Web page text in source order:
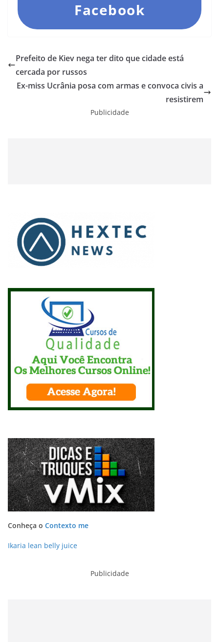
Facebook
Prefeito de Kiev nega ter dito que cidade está
cercada por russos
Ex-miss Ucrânia posa com armas e convoca civis a
resistirem
Publicidade
Conheça o Contexto me
Ikaria lean belly juice
Publicidade